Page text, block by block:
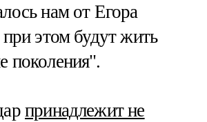
нам от Егора
этом будут жить
поколения".
принадлежит не